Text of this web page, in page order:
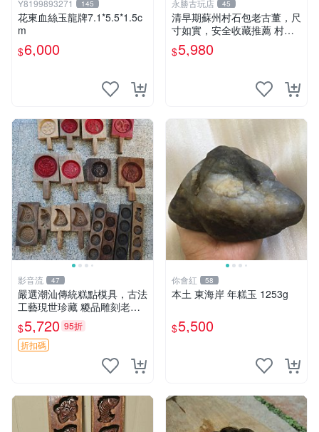
Y8199893271 145
花東血絲玉龍牌7.1*5.5*1.5c
m
$6,000
永勝古玩店 45
清早期蘇州村石包老古董，尺
寸如實，安全收藏推薦 村石
古董 石頭
$5,980
影音流 47
嚴選潮汕傳統糕點模具，古法
工藝現世珍藏 糉品雕刻老印
模 粵式粿品雕刻模具 老師傅
工藝實物嚮導版 潮州文化伴
手禮 潮汕地區專用粿品雕花
印板 古早手工技術呈
$5,720 95折
折扣碼
你會紅 58
本土 東海岸 年糕玉 1253g
$5,500